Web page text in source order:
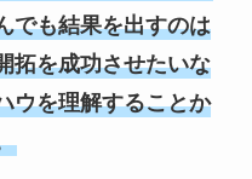
でも結果を出すのは
拓を成功させたいな
ウを理解することか